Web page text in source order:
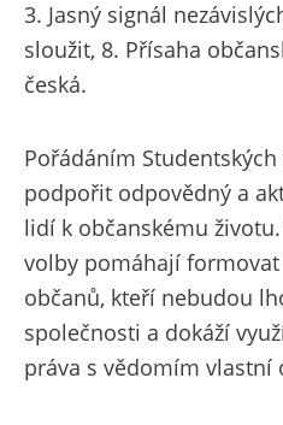
3. Jasný signál
sloužit, 8. Přísaha
česká.
Pořádáním
podpořit odpovědný a
lidí k občanskému
volby pomáhají
občanů, kteří nebudou
společnosti a dokáží
práva s vědomím vlastní